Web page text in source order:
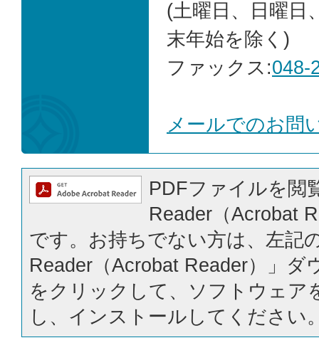
(土曜日、日曜日
末年始を除く)
ファックス:048-
メールでのお問
PDFファイルを閲
Reader（Acrobat
です。お持ちでない方は、左記
Reader（Acrobat Reader）」ダ
をクリックして、ソフトウェア
し、インストールしてください